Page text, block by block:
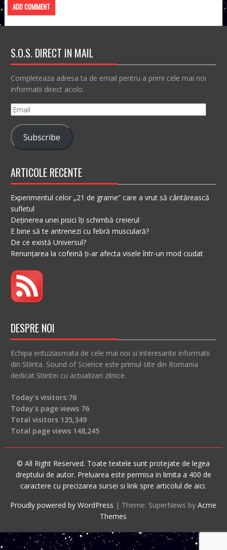
S.O.S. DIRECT IN MAIL
Completeaza adresa ta de email pentru a primi cele mai noi
informatii direct acolo.
Email
Subscribe
ARTICOLE RECENTE
Experimentul celor „21 de grame” care a vrut să cântărească
sufletul
Deținerea unei pisici îți schimbă creierul
E bine să te antrenezi cu febră musculară?
De ce există Universul?
Renunțarea la cofeină ți-ar afecta visele într-un mod ciudat
DESPRE NOI
Echipa entuziasmata de cele mai noi si interesante informatii
din Stiinta. Sound of Science este primul site din Romania
dedicat Stiintei cu actualizari zilnice.
Today's visitors:76
Today's page views 76
Total visitors 135,349
Total page views 148,245
© All Right Reserved. Toate textele sunt protejate de legea
dreptului de autor. Preluarea este permisa in limita a 400 de
caractere cu precizarea sursei si link spre articolul de aici.
Proudly powered by WordPress | Theme: SuperNews byAcme
Themes